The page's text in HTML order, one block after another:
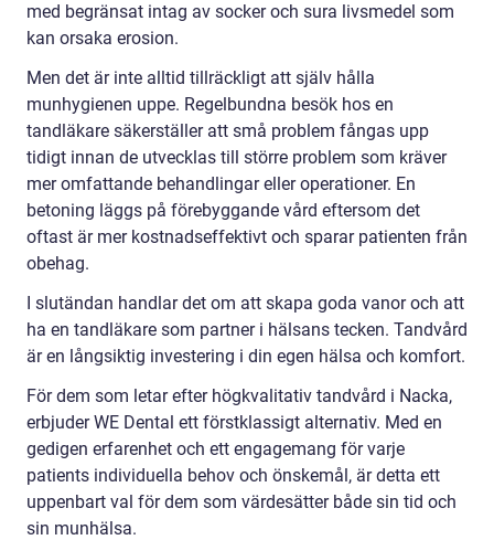
med begränsat intag av socker och sura livsmedel som
kan orsaka erosion.
Men det är inte alltid tillräckligt att själv hålla
munhygienen uppe. Regelbundna besök hos en
tandläkare säkerställer att små problem fångas upp
tidigt innan de utvecklas till större problem som kräver
mer omfattande behandlingar eller operationer. En
betoning läggs på förebyggande vård eftersom det
oftast är mer kostnadseffektivt och sparar patienten från
obehag.
I slutändan handlar det om att skapa goda vanor och att
ha en tandläkare som partner i hälsans tecken. Tandvård
är en långsiktig investering i din egen hälsa och komfort.
För dem som letar efter högkvalitativ tandvård i Nacka,
erbjuder WE Dental ett förstklassigt alternativ. Med en
gedigen erfarenhet och ett engagemang för varje
patients individuella behov och önskemål, är detta ett
uppenbart val för dem som värdesätter både sin tid och
sin munhälsa.